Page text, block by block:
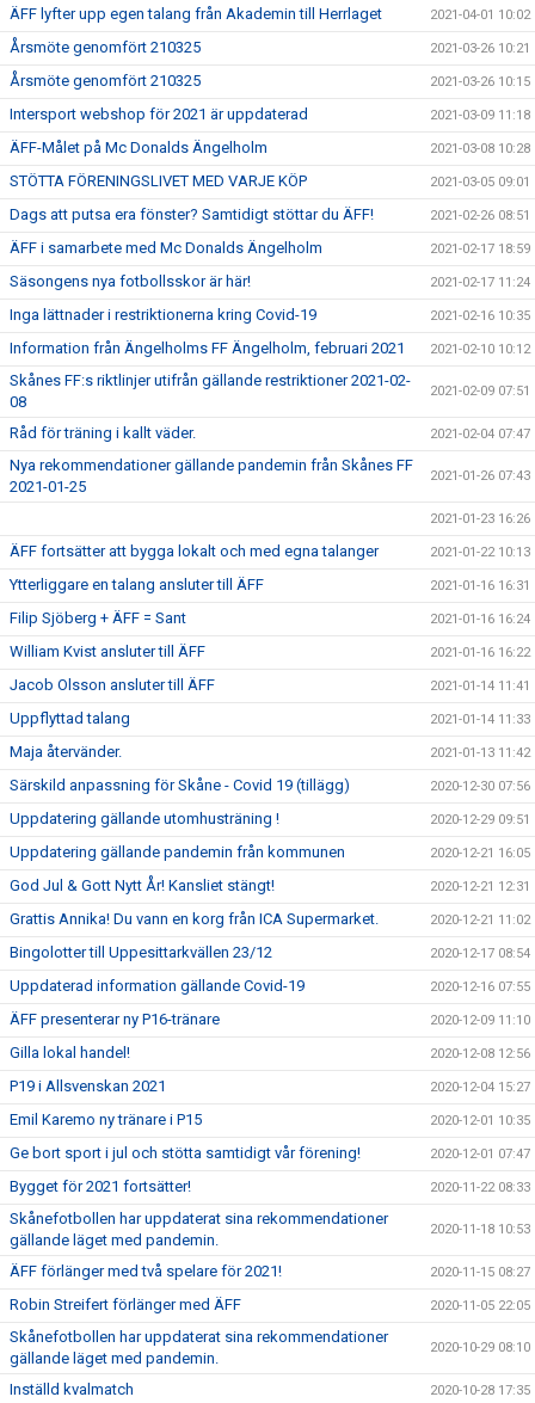
ÄFF lyfter upp egen talang från Akademin till Herrlaget 2021-04-01 10:02
Årsmöte genomfört 210325 2021-03-26 10:21
Årsmöte genomfört 210325 2021-03-26 10:15
Intersport webshop för 2021 är uppdaterad 2021-03-09 11:18
ÄFF-Målet på Mc Donalds Ängelholm 2021-03-08 10:28
STÖTTA FÖRENINGSLIVET MED VARJE KÖP 2021-03-05 09:01
Dags att putsa era fönster? Samtidigt stöttar du ÄFF! 2021-02-26 08:51
ÄFF i samarbete med Mc Donalds Ängelholm 2021-02-17 18:59
Säsongens nya fotbollsskor är här! 2021-02-17 11:24
Inga lättnader i restriktionerna kring Covid-19 2021-02-16 10:35
Information från Ängelholms FF Ängelholm, februari 2021 2021-02-10 10:12
Skånes FF:s riktlinjer utifrån gällande restriktioner 2021-02-
08
2021-02-09 07:51
Råd för träning i kallt väder. 2021-02-04 07:47
Nya rekommendationer gällande pandemin från Skånes FF
2021-01-25
2021-01-26 07:43
2021-01-23 16:26
ÄFF fortsätter att bygga lokalt och med egna talanger 2021-01-22 10:13
Ytterliggare en talang ansluter till ÄFF 2021-01-16 16:31
Filip Sjöberg + ÄFF = Sant 2021-01-16 16:24
William Kvist ansluter till ÄFF 2021-01-16 16:22
Jacob Olsson ansluter till ÄFF 2021-01-14 11:41
Uppflyttad talang 2021-01-14 11:33
Maja återvänder. 2021-01-13 11:42
Särskild anpassning för Skåne - Covid 19 (tillägg) 2020-12-30 07:56
Uppdatering gällande utomhusträning ! 2020-12-29 09:51
Uppdatering gällande pandemin från kommunen 2020-12-21 16:05
God Jul & Gott Nytt År! Kansliet stängt! 2020-12-21 12:31
Grattis Annika! Du vann en korg från ICA Supermarket. 2020-12-21 11:02
Bingolotter till Uppesittarkvällen 23/12 2020-12-17 08:54
Uppdaterad information gällande Covid-19 2020-12-16 07:55
ÄFF presenterar ny P16-tränare 2020-12-09 11:10
Gilla lokal handel! 2020-12-08 12:56
P19 i Allsvenskan 2021 2020-12-04 15:27
Emil Karemo ny tränare i P15 2020-12-01 10:35
Ge bort sport i jul och stötta samtidigt vår förening! 2020-12-01 07:47
Bygget för 2021 fortsätter! 2020-11-22 08:33
Skånefotbollen har uppdaterat sina rekommendationer
gällande läget med pandemin.
2020-11-18 10:53
ÄFF förlänger med två spelare för 2021! 2020-11-15 08:27
Robin Streifert förlänger med ÄFF 2020-11-05 22:05
Skånefotbollen har uppdaterat sina rekommendationer
gällande läget med pandemin.
2020-10-29 08:10
Inställd kvalmatch 2020-10-28 17:35